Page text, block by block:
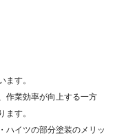
ます。
作業効率が向上する一方
ます。
ハイツの部分塗装のメリッ